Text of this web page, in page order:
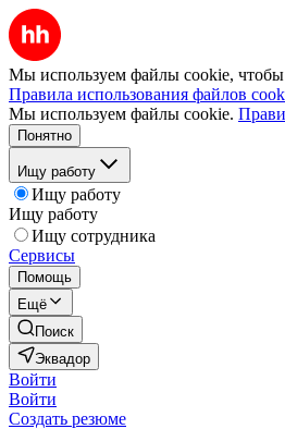
Мы используем файлы cookie, чтобы
Правила использования файлов
Мы используем файлы cookie.
Понятно
Ищу работу
Ищу работу
Ищу работу
Ищу сотрудника
Сервисы
Помощь
Ещё
Поиск
Эквадор
Войти
Войти
Создать резюме